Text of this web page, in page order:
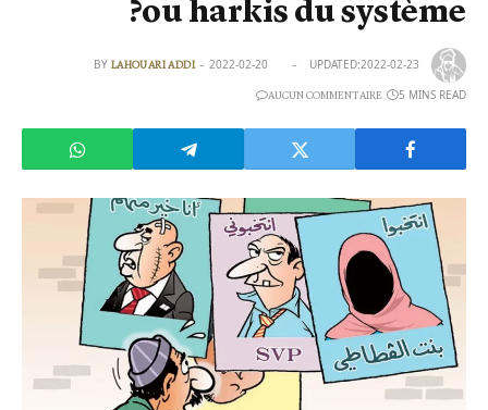
ou harkis du système?
BY LAHOUARI ADDI 2022-02-20 UPDATED:2022-02-23
AUCUN COMMENTAIRE 5 MINS READ